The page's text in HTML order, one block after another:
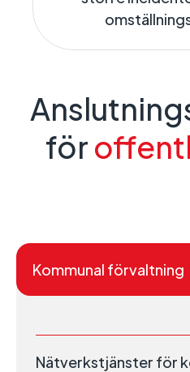
för
Kommunal förvaltning
Nätverkstjänster för